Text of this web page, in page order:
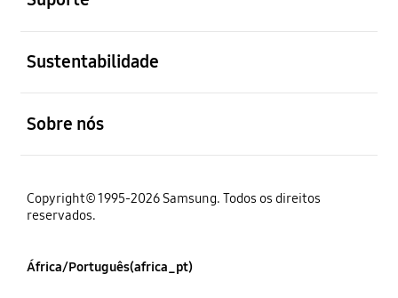
Sustentabilidade
Sobre nós
Copyright© 1995-2026 Samsung. Todos os direitos
reservados.
África/Português(africa_pt)